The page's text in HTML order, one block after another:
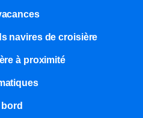
navires de croisière
à proximité